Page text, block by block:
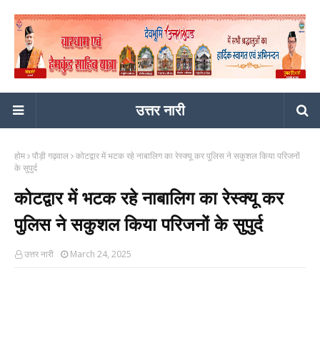
उत्तर नारी
होम पौड़ी गढ़वाल कोटद्वार में भटक रहे नाबालिग का रेस्क्यू कर पुलिस ने सकुशल किया परिजनों
के सुपुर्द
कोटद्वार में भटक रहे नाबालिग का रेस्क्यू कर
पुलिस ने सकुशल किया परिजनों के सुपुर्द
उत्तर नारी March 24, 2025